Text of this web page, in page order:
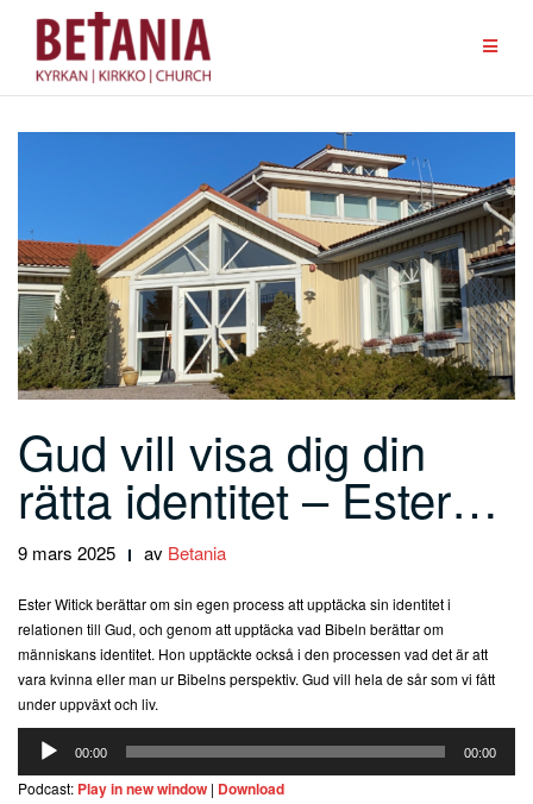
Hoppa
innehåll
Gud vill visa dig din
rätta identitet – Ester…
9 mars 2025 av Betania
Ester Witick berättar om sin egen process att upptäcka sin identitet i
relationen till Gud, och genom att upptäcka vad Bibeln berättar om
människans identitet. Hon upptäckte också i den processen vad det är att
vara kvinna eller man ur Bibelns perspektiv. Gud vill hela de sår som vi fått
under uppväxt och liv.
Ljudspelare
00:00 00:00
Podcast: Play in new window | Download